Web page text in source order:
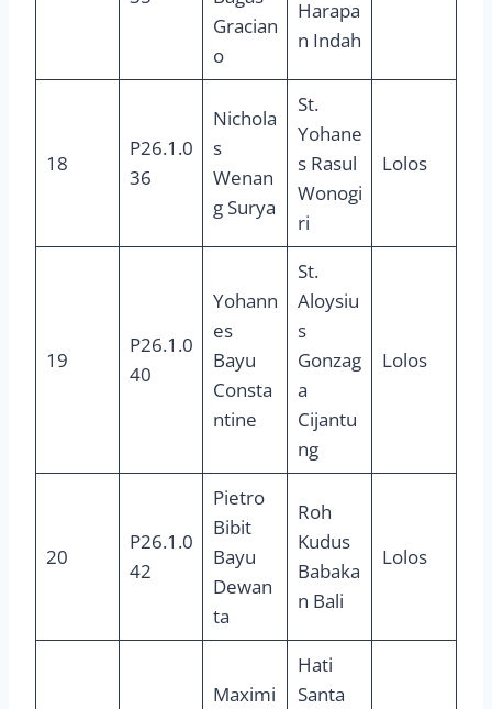
Gracian
o
Harapa
n Indah
18
P26.1.0
36
Nichola
s
Wenan
g Surya
St.
Yohane
s Rasul
Wonogi
ri
Lolos
19
P26.1.0
40
Yohann
es
Bayu
Consta
ntine
St.
Aloysiu
s
Gonzag
a
Cijantu
ng
Lolos
20
P26.1.0
42
Pietro
Bibit
Bayu
Dewan
ta
Roh
Kudus
Babaka
n Bali
Lolos
Maximi
Hati
Santa